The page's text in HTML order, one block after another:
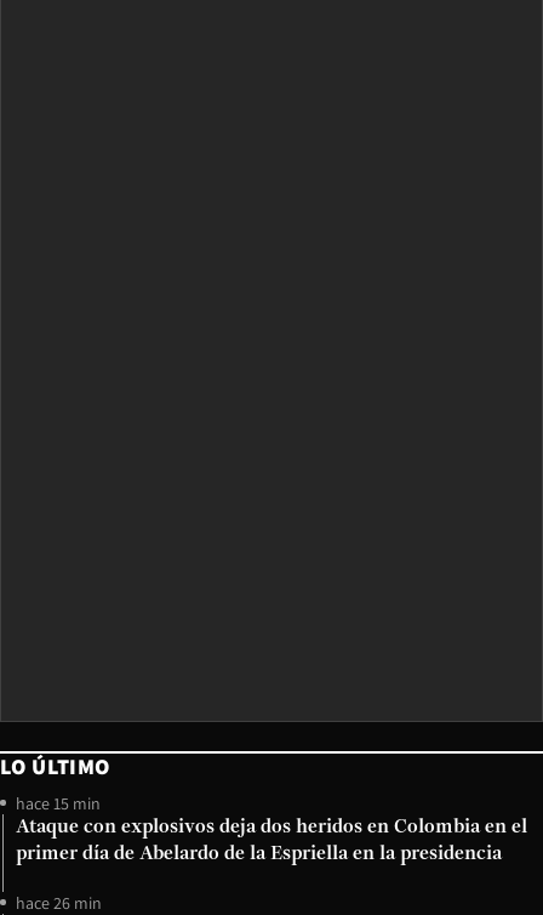
LO ÚLTIMO
hace 15 min
Ataque con explosivos deja dos heridos en Colombia en el
primer día de Abelardo de la Espriella en la presidencia
hace 26 min